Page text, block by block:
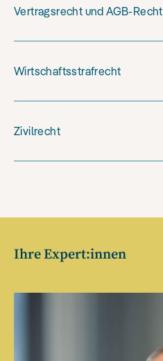
Vertragsrecht und AGB-Recht
Wirtschaftsstrafrecht
Zivilrecht
Ihre Expert:innen